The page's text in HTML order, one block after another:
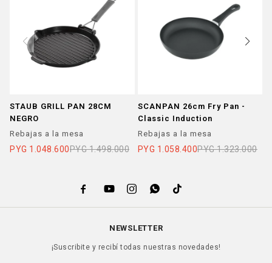
STAUB GRILL PAN 28CM
NEGRO
Rebajas a la mesa
PYG 1.048.600PYG 1.498.000
SCANPAN 26cm Fry Pan -
Classic Induction
Rebajas a la mesa
PYG 1.058.400PYG 1.323.000
    
NEWSLETTER
¡Suscribite y recibí todas nuestras novedades!